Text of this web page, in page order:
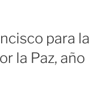
para la
la Paz, año